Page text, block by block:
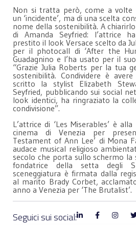
Non si tratta però, come a volte
un ‘incidente’, ma di una scelta
nome della sostenibilità. A
di Amanda Seyfried: l’attrice
prestito il look Versace scelto da
per il photocall di ‘After the
Guadagnino e l’ha usato per il
“Grazie Julia Roberts per la tua
sostenibilità. Condividere è
scritto la stylist Elizabeth
Seyfried, pubblicando sui social
look identici, ha ringraziato la
condivisione”.
L’attrice di ‘Les Miserables’ è
cinema di Venezia per
Testament of Ann Lee’ di Mona
audace musical religioso
secolo che porta sullo schermo la
fondatrice della setta degli
sceneggiatura è firmata dalla
al marito Brady Corbet,
anno a Venezia per ‘The Brutalist’.
Seguici sui social: